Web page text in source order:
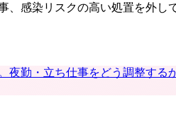
、感染リスクの高い処置を外し